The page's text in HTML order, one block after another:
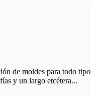
de moldes para todo tipo
y un largo etcétera...